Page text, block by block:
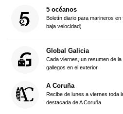
5 océanos
Boletín diario para marineros
baja velocidad)
Global Galicia
Cada viernes, un resumen de
gallegos en el exterior
A Coruña
Recibe de lunes a viernes toda
destacada de A Coruña